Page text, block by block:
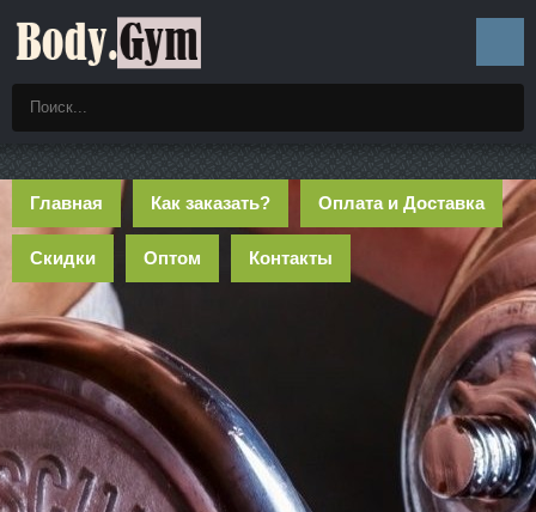
Главная Как заказать? Оплата и Доставка
Скидки Оптом Контакты